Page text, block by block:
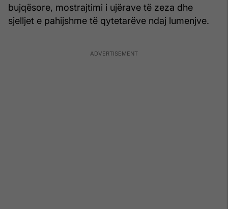
bujqësore, mostrajtimi i ujërave të zeza dhe
sjelljet e pahijshme të qytetarëve ndaj lumenjve.